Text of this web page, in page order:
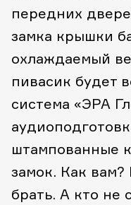
передних
замка крышки
охлаждаемый
пивасик будет
система «ЭРА
штампованные
замок. Как
брать. А кто не